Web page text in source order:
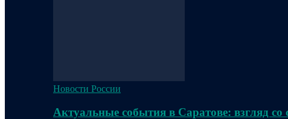
Новости России
Актуальные события в Саратове: взгляд со